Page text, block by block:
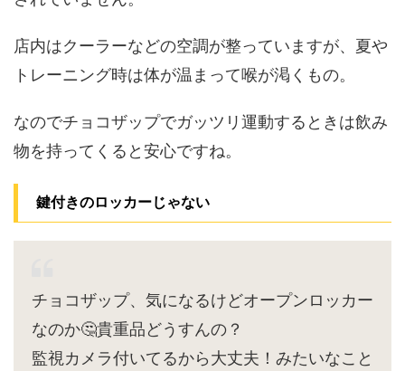
店内はクーラーなどの空調が整っていますが、夏や
トレーニング時は体が温まって喉が渇くもの。
なのでチョコザップでガッツリ運動するときは飲み
物を持ってくると安心ですね。
鍵付きのロッカーじゃない
チョコザップ、気になるけどオープンロッカー
なのか🤔貴重品どうすんの？
監視カメラ付いてるから大丈夫！みたいなこと